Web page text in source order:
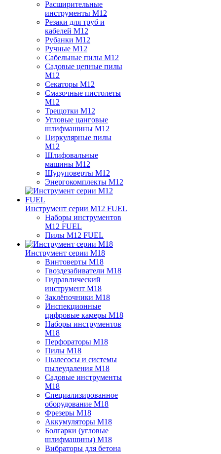
Расширительные
инструменты M12
Резаки для труб и
кабелей M12
Рубанки M12
Ручные M12
Сабельные пилы M12
Садовые цепные пилы
M12
Секаторы M12
Смазочные пистолеты
M12
Трещотки M12
Угловые цанговые
шлифмашины M12
Циркулярные пилы
M12
Шлифовальные
машины M12
Шуруповерты M12
Энергокомплекты M12
Инструмент серии M12 FUEL
Наборы инструментов
M12 FUEL
Пилы M12 FUEL
Инструмент серии M18
Винтоверты M18
Гвоздезабиватели M18
Гидравлический
инструмент M18
Заклёпочники M18
Инспекционные
цифровые камеры M18
Наборы инструментов
M18
Перфораторы M18
Пилы M18
Пылесосы и системы
пылеудаления M18
Садовые инструменты
M18
Специализированное
оборудование M18
Фрезеры M18
Аккумуляторы M18
Болгарки (угловые
шлифмашины) M18
Вибраторы для бетона